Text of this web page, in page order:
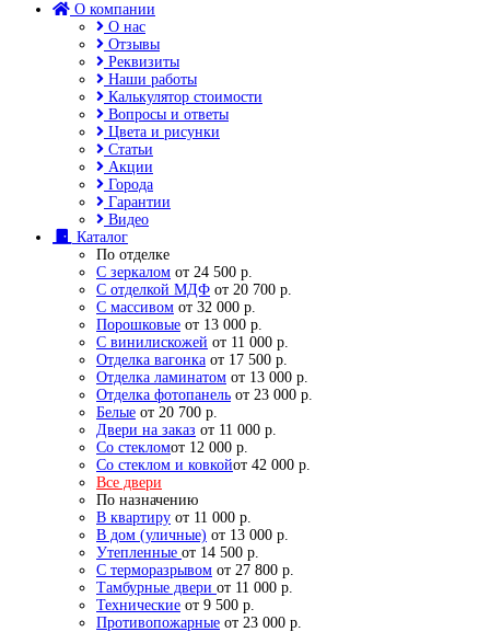
О компании
О нас
Отзывы
Реквизиты
Наши работы
Калькулятор стоимости
Вопросы и ответы
Цвета и рисунки
Статьи
Акции
Города
Гарантии
Видео
Каталог
По отделке
С зеркалом от 24 500 р.
С отделкой МДФ от 20 700 р.
С массивом от 32 000 р.
Порошковые от 13 000 р.
С винилискожей от 11 000 р.
Отделка вагонка от 17 500 р.
Отделка ламинатом от 13 000 р.
Отделка фотопанель от 23 000 р.
Белые от 20 700 р.
Двери на заказ от 11 000 р.
Со стекломот 12 000 р.
Со стеклом и ковкойот 42 000 р.
Все двери
По назначению
В квартиру от 11 000 р.
В дом (уличные) от 13 000 р.
Утепленные от 14 500 р.
С терморазрывом от 27 800 р.
Тамбурные двери от 11 000 р.
Технические от 9 500 р.
Противопожарные от 23 000 р.